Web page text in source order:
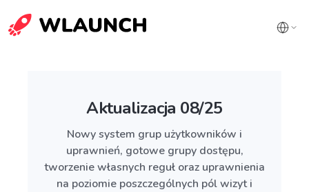
Aktualizacja 08/25
Nowy system grup użytkowników i
uprawnień, gotowe grupy dostępu,
tworzenie własnych reguł oraz uprawnienia
na poziomie poszczególnych pól wizyt i